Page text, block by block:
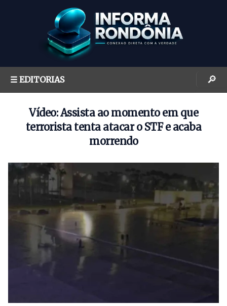
☰ EDITORIAS 🔎
Vídeo: Assista ao momento em que
terrorista tenta atacar o STF e acaba
morrendo